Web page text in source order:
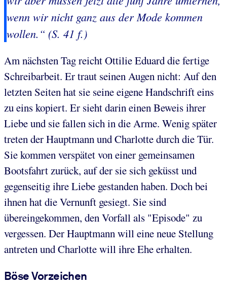
wenn wir nicht ganz aus der Mode kommen
wollen.“ (S. 41 f.)
Am nächsten Tag reicht Ottilie Eduard die fertige
Schreibarbeit. Er traut seinen Augen nicht: Auf den
letzten Seiten hat sie seine eigene Handschrift eins
zu eins kopiert. Er sieht darin einen Beweis ihrer
Liebe und sie fallen sich in die Arme. Wenig später
treten der Hauptmann und Charlotte durch die Tür.
Sie kommen verspätet von einer gemeinsamen
Bootsfahrt zurück, auf der sie sich geküsst und
gegenseitig ihre Liebe gestanden haben. Doch bei
ihnen hat die Vernunft gesiegt. Sie sind
übereingekommen, den Vorfall als "Episode" zu
vergessen. Der Hauptmann will eine neue Stellung
antreten und Charlotte will ihre Ehe erhalten.
Böse Vorzeichen